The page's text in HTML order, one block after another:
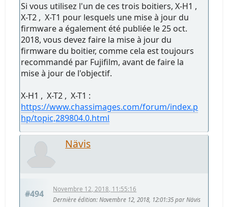
Si vous utilisez l'un de ces trois boitiers, X-H1 ,
X-T2 , X-T1 pour lesquels une mise à jour du
firmware a également été publiée le 25 oct.
2018, vous devez faire la mise à jour du
firmware du boitier, comme cela est toujours
recommandé par Fujifilm, avant de faire la
mise à jour de l'objectif.
X-H1 , X-T2 , X-T1 :
https://www.chassimages.com/forum/index.p
hp/topic,289804.0.html
Nävis
#494
Novembre 12, 2018, 11:55:16
Dernière édition: Novembre 12, 2018, 12:01:35 par Nävis